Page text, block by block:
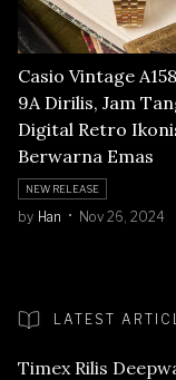
Casio Vintage
9A Dirilis, Jam
Digital Retro
Berwarna Emas
NEW RELEASE
by Han Nov 26, 2024
LATEST
Timex Rilis